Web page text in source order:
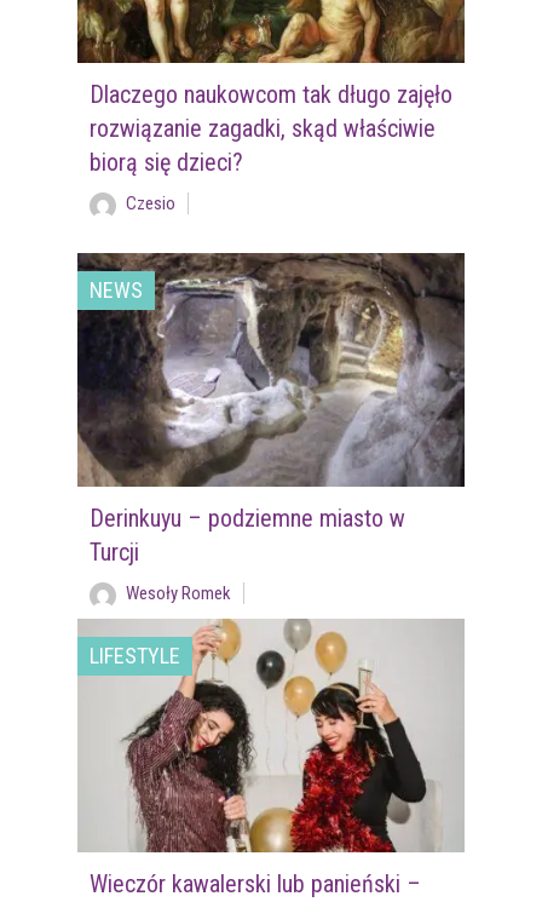
Dlaczego naukowcom tak długo zajęło
rozwiązanie zagadki, skąd właściwie
biorą się dzieci?
Czesio
NEWS
Derinkuyu – podziemne miasto w
Turcji
Wesoły Romek
LIFESTYLE
Wieczór kawalerski lub panieński –